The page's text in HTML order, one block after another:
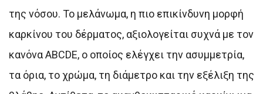
της νόσου. Το μελάνωμα, η πιο επικίνδυνη μορφή
καρκίνου του δέρματος, αξιολογείται συχνά με τον
κανόνα ABCDE, ο οποίος ελέγχει την ασυμμετρία,
τα όρια, το χρώμα, τη διάμετρο και την εξέλιξη της